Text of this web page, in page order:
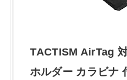
TACTISM AirTag
ホルダー カラビナ